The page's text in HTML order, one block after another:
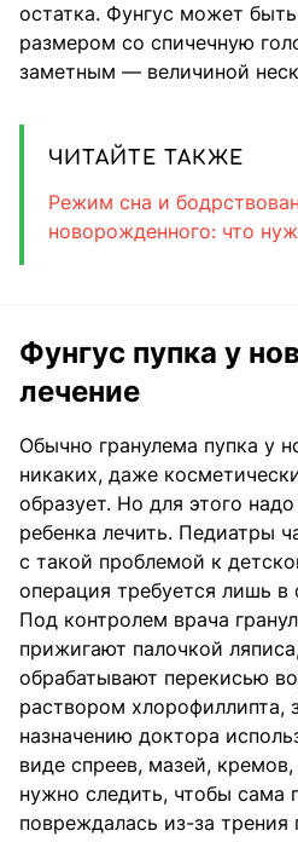
остатка. Фунгус может
размером со спичечную
заметным — величиной
ЧИТАЙТЕ ТАКЖЕ
Режим сна и
новорожденного: что
Фунгус пупка у
лечение
Обычно гранулема пупка у
никаких, даже
образует. Но для этого
ребенка лечить. Педиатры
с такой проблемой к
операция требуется лишь в
Под контролем врача
прижигают палочкой
обрабатывают перекисью
раствором хлорофиллипта,
назначению доктора
виде спреев, мазей,
нужно следить, чтобы сама
повреждалась из-за трения